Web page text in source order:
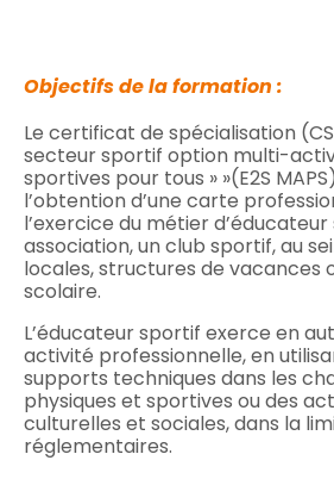
Objectifs de la formation :
Le certificat de spécialisation
secteur sportif option multi-
sportives pour tous » »(E2S
l’obtention d’une carte
l’exercice du métier
association, un club sportif, au
locales, structures de vacances
scolaire.
L’éducateur sportif exerce en
activité professionnelle, en
supports techniques dans les
physiques et sportives ou des
culturelles et sociales, dans la
réglementaires.